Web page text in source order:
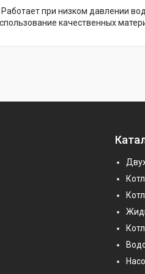
Работает при низком давлении
качественных